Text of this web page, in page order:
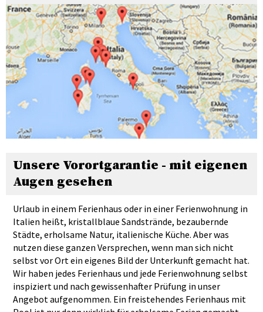
Unsere Vorortgarantie - mit eigenen
Augen gesehen
Urlaub in einem Ferienhaus oder in einer Ferienwohnung in
Italien heißt, kristallblaue Sandstrände, bezaubernde
Städte, erholsame Natur, italienische Küche. Aber was
nutzen diese ganzen Versprechen, wenn man sich nicht
selbst vor Ort ein eigenes Bild der Unterkunft gemacht hat.
Wir haben jedes Ferienhaus und jede Ferienwohnung selbst
inspiziert und nach gewissenhafter Prüfung in unser
Angebot aufgenommen. Ein freistehendes Ferienhaus mit